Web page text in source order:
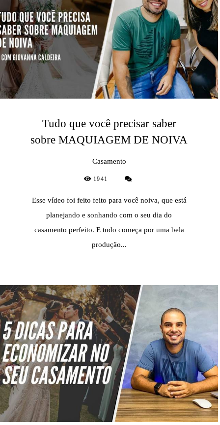
Tudo que você precisar saber
sobre MAQUIAGEM DE NOIVA
Casamento
1941
Esse vídeo foi feito feito para você noiva, que está
planejando e sonhando com o seu dia do
casamento perfeito. E tudo começa por uma bela
produção...